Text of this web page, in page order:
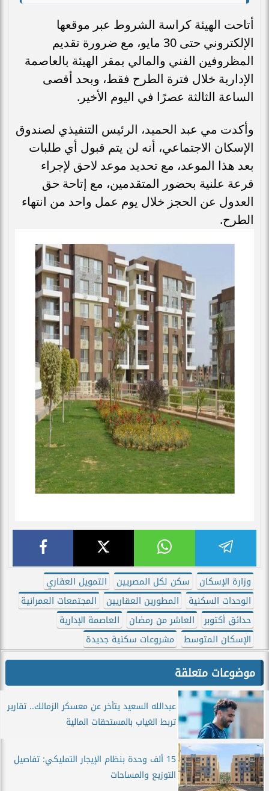
أتاحت الهيئة كراسة الشروط عبر موقعها
الإلكتروني حتى 30 مايو، مع ضرورة تقديم
المظروفين الفني والمالي بمقر الهيئة بالعاصمة
الإدارية خلال فترة الطرح فقط، وبحد أقصى
الساعة الثالثة عصرًا في اليوم الأخير.
وأكدت مي عبد الحميد، الرئيس التنفيذي لصندوق
الإسكان الاجتماعي، أنه لن يتم قبول أي طلبات
بعد هذا الموعد، مع تحديد موعد لاحق لإجراء
قرعة علنية بحضور المتقدمين، مع إتاحة حق
العدول عن الحجز خلال يوم عمل واحد من انتهاء
الطرح.
وزارة الإسكان سكن لكل المصريين
التمويل العقاري
الوحدات السكنية
المطورين العقاريين
المجتمعات العمرانية
حدائق أكتوبر
العاشر من رمضان
العاصمة الإدارية
الإسكان المتوسط
مشروعات سكنية جديدة
موضوعات متعلقة
عبدالله السعيد يتأخر عن معسكر الزمالك.. تقارير
تربط الغياب بالمستحقات المالية
15 ألف وحدة بنظام الإيجار التمليكي: تفاصيل
التوزيع والمساحات